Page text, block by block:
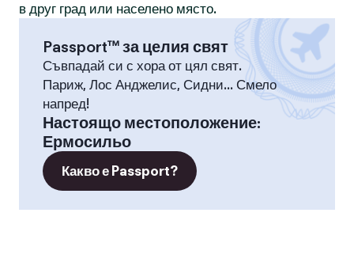
в друг град или населено място.
Passport™ за целия свят
Съвпадай си с хора от цял свят.
Париж, Лос Анджелис, Сидни... Смело
напред!
Настоящо местоположение:
Ермосильо
Какво е Passport?